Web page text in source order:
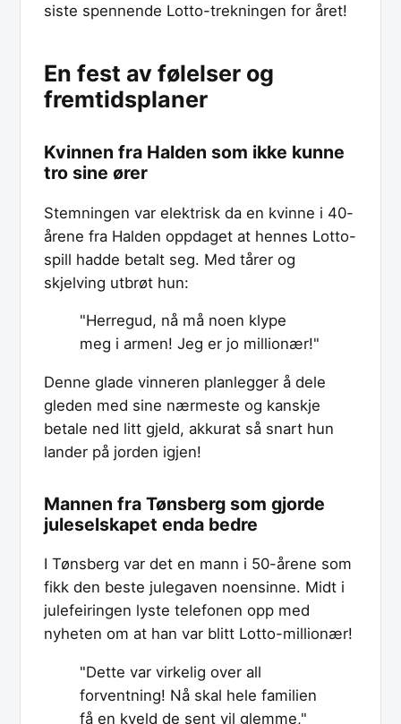
siste spennende Lotto-trekningen for året!
En fest av følelser og
fremtidsplaner
Kvinnen fra Halden som ikke kunne
tro sine ører
Stemningen var elektrisk da en kvinne i 40-
årene fra Halden oppdaget at hennes Lotto-
spill hadde betalt seg. Med tårer og
skjelving utbrøt hun:
"Herregud, nå må noen klype
meg i armen! Jeg er jo millionær!"
Denne glade vinneren planlegger å dele
gleden med sine nærmeste og kanskje
betale ned litt gjeld, akkurat så snart hun
lander på jorden igjen!
Mannen fra Tønsberg som gjorde
juleselskapet enda bedre
I Tønsberg var det en mann i 50-årene som
fikk den beste julegaven noensinne. Midt i
julefeiringen lyste telefonen opp med
nyheten om at han var blitt Lotto-millionær!
"Dette var virkelig over all
forventning! Nå skal hele familien
få en kveld de sent vil glemme,"